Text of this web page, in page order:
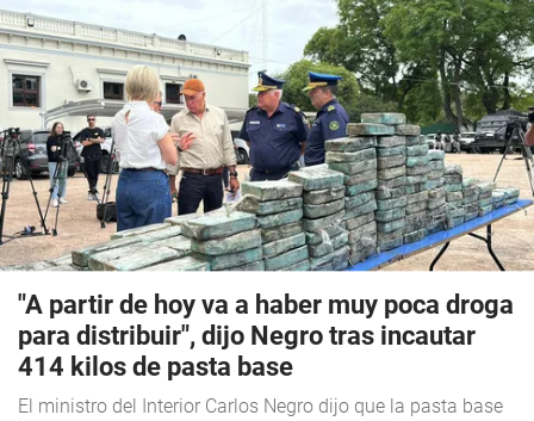
"A partir de hoy va a haber muy poca droga
para distribuir", dijo Negro tras incautar
414 kilos de pasta base
El ministro del Interior Carlos Negro dijo que la pasta base